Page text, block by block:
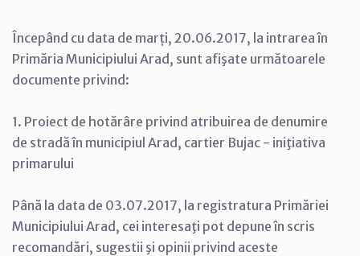
Începând cu data de marți, 20.06.2017, la intrarea în
Primăria Municipiului Arad, sunt afişate următoarele
documente privind:
1. Proiect de hotărâre privind atribuirea de denumire
de stradă în municipiul Arad, cartier Bujac - iniţiativa
primarului
Până la data de 03.07.2017, la registratura Primăriei
Municipiului Arad, cei interesaţi pot depune în scris
recomandări, sugestii şi opinii privind aceste